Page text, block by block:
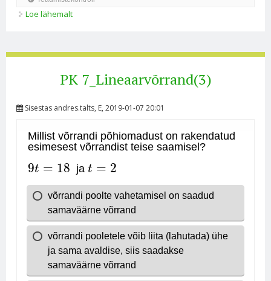
Loe lähemalt
PK 7_Lineaarvõrrand(3)
Sisestas andres.talts, E, 2019-01-07 20:01